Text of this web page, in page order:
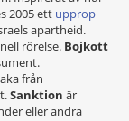
2005 ett upprop
apartheid.
rörelse. Bojkott
från
Sanktion är
eller andra